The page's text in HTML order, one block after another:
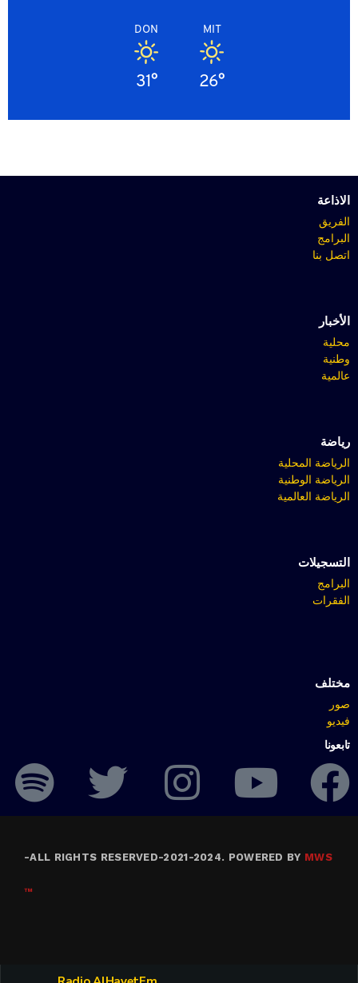
MIT
26°
DON
31°
الاذاعة
الفريق
البرامج
اتصل بنا
الأخبار
محلية
وطنية
عالمية
رياضة
الرياضة المحلية
الرياضة الوطنية
الرياضة العالمية
التسجيلات
البرامج
الفقرات
مختلف
صور
فيديو
تابعونا
ALL RIGHTS RESERVED-2021-2024. POWERED BY MWS
-
™